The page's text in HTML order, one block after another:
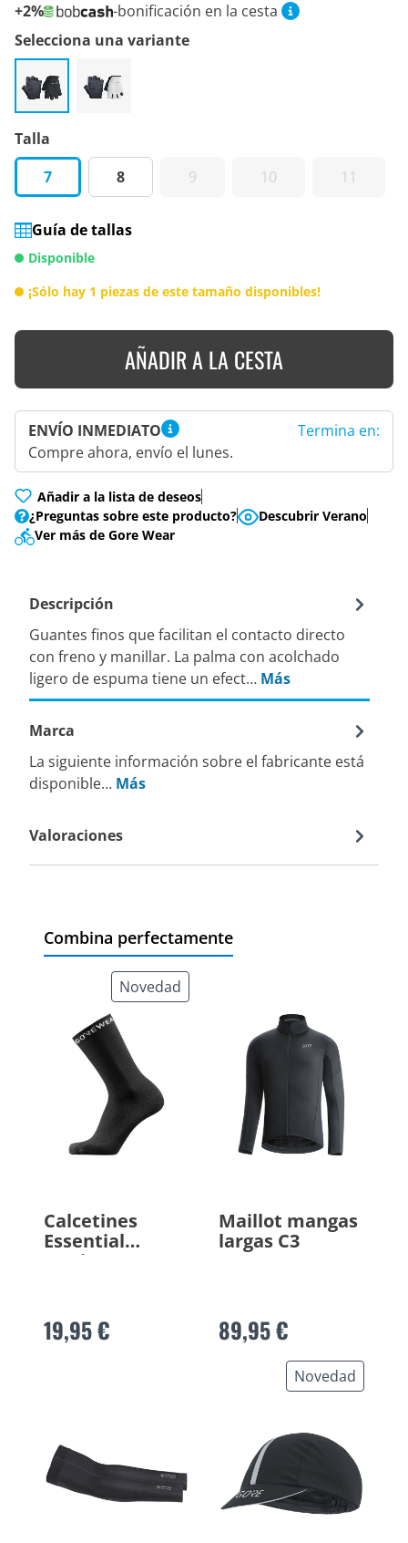
+2%
-bonificación en la cesta
Selecciona una variante
Talla
7
8 9 10 11
Guía de tallas
Disponible
¡Sólo hay 1 piezas de este tamaño disponibles!
AÑADIR A LA CESTA
ENVÍO INMEDIATO
Compre ahora, envío el lunes.
Termina en:
Añadir a la lista de deseos
¿Preguntas sobre este producto?
Descubrir Verano
Ver más de Gore Wear
Combina perfectamente
Novedad
Calcetines
Essential
Merino
19,95 €
Maillot mangas
largas C3
89,95 €
Novedad
Descripción
Guantes finos que facilitan el contacto directo
con freno y manillar. La palma con acolchado
ligero de espuma tiene un efect… Más
Marca
La siguiente información sobre el fabricante está
disponible… Más
Valoraciones